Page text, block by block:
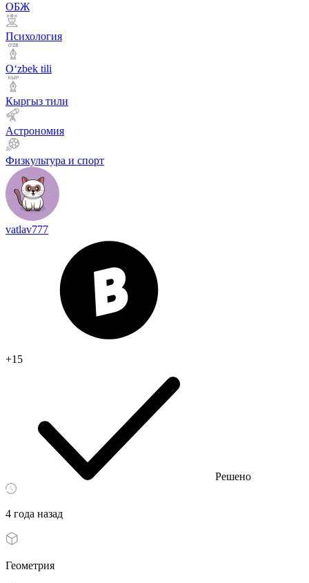
ОБЖ
Психология
Оʻzbek tili
Кыргыз тили
Астрономия
Физкультура и спорт
vatlav777
+15
Решено
4 года назад
Геометрия